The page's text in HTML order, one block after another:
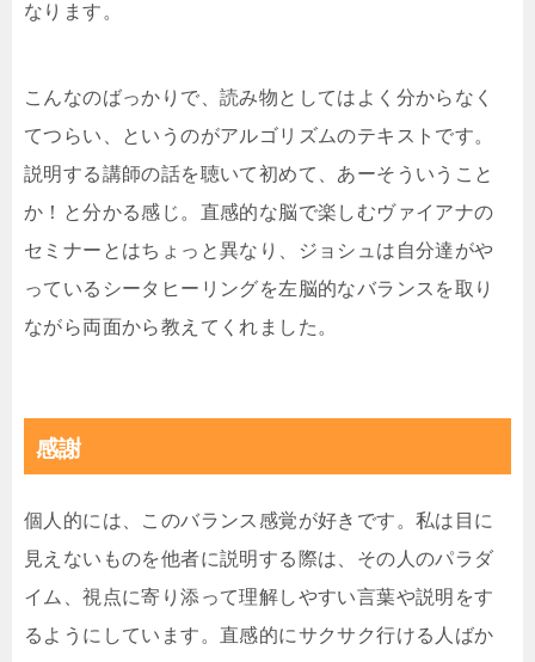
なります。
こんなのばっかりで、読み物としてはよく分からなく
てつらい、というのがアルゴリズムのテキストです。
説明する講師の話を聴いて初めて、あーそういうこと
か！と分かる感じ。直感的な脳で楽しむヴァイアナの
セミナーとはちょっと異なり、ジョシュは自分達がや
っているシータヒーリングを左脳的なバランスを取り
ながら両面から教えてくれました。
感謝
個人的には、このバランス感覚が好きです。私は目に
見えないものを他者に説明する際は、その人のパラダ
イム、視点に寄り添って理解しやすい言葉や説明をす
るようにしています。直感的にサクサク行ける人ばか